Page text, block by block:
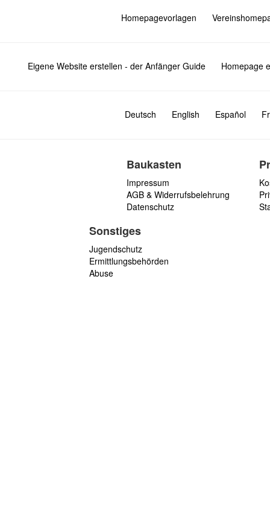
Homepagevorlagen
Eigene Website erstellen - der Anfänger Guide Homepage
Deutsch English Español
Baukasten
Impressum
AGB & Widerrufsbelehrung
Datenschutz
Sonstiges
Jugendschutz
Ermittlungsbehörden
Abuse